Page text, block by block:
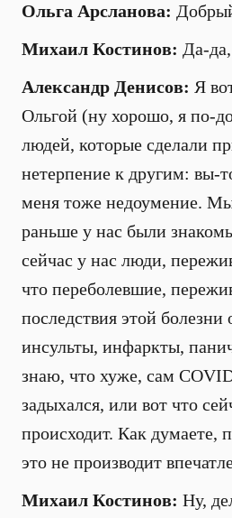
Ольга Арсланова:
Михаил Костинов: Да-
Александр Денисов: Я
Ольгой (ну хорошо, я по-
людей, которые сделали
нетерпение к другим: вы-
меня тоже недоумение.
раньше у нас были
сейчас у нас люди,
что переболевшие,
последствия этой
инсульты, инфаркты,
знаю, что хуже, сам
задыхался, или вот что
происходит. Как думаете,
это не производит
Михаил Костинов: Ну,